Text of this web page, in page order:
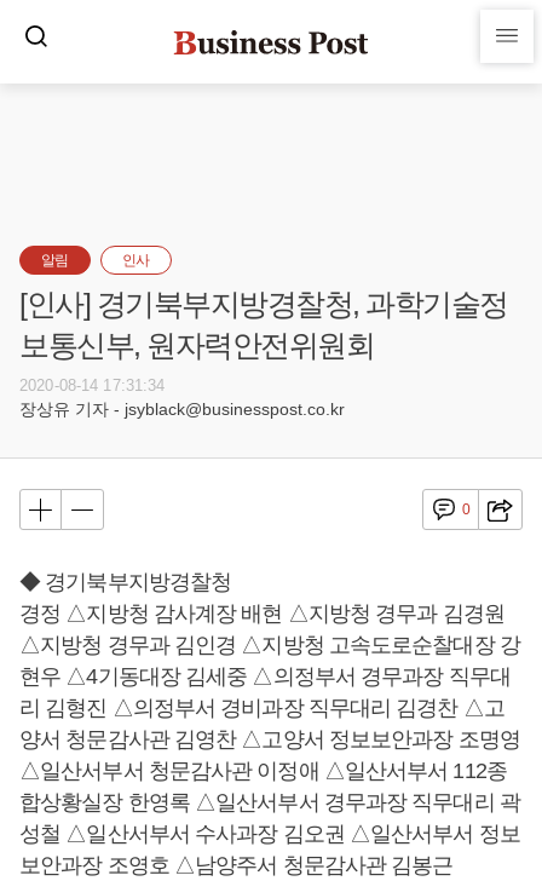
알림 인사
[인사] 경기북부지방경찰청, 과학기술정
보통신부, 원자력안전위원회
2020-08-14 17:31:34
장상유 기자 - jsyblack@businesspost.co.kr
0
◆ 경기북부지방경찰청
경정 △지방청 감사계장 배현 △지방청 경무과 김경원
△지방청 경무과 김인경 △지방청 고속도로순찰대장 강
현우 △4기동대장 김세중 △의정부서 경무과장 직무대
리 김형진 △의정부서 경비과장 직무대리 김경찬 △고
양서 청문감사관 김영찬 △고양서 정보보안과장 조명영
△일산서부서 청문감사관 이정애 △일산서부서 112종
합상황실장 한영록 △일산서부서 경무과장 직무대리 곽
성철 △일산서부서 수사과장 김오권 △일산서부서 정보
보안과장 조영호 △남양주서 청문감사관 김봉근